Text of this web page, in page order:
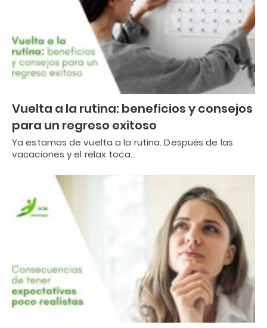
Vuelta a la rutina: beneficios y consejos
para un regreso exitoso
Ya estamos de vuelta a la rutina. Después de las
vacaciones y el relax toca…